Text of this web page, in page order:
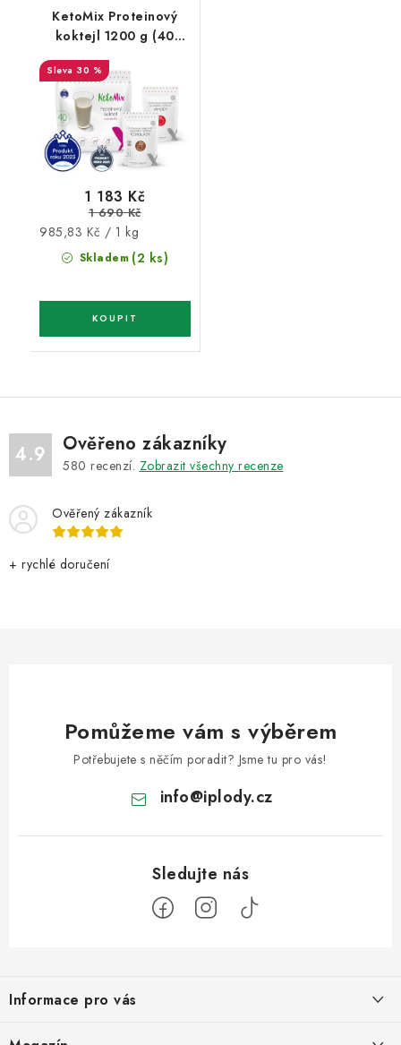
KetoMix Proteinový
koktejl 1200 g (40
porcí)
30 %
Skladem (2 ks)
1 183 Kč
1 690 Kč
Měrná
cena:
985,83 Kč / 1 kg
4.9 Ověřeno zákazníky
580 recenzí. Zobrazit všechny recenze
Ověřený zákazník
+ rychlé doručení
Pomůžeme vám s výběrem
Potřebujete s něčím poradit? Jsme tu pro vás!
info@iplody.cz
p
a
Informace pro vás